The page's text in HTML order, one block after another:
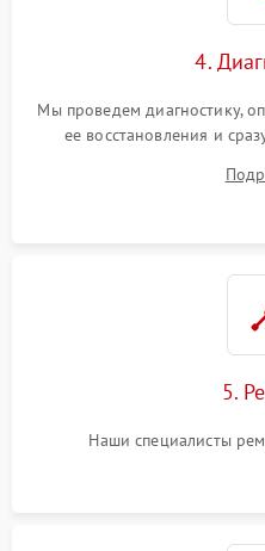
4.
Мы проведем диагностику,
ее восстановления и
5.
Наши специалисты